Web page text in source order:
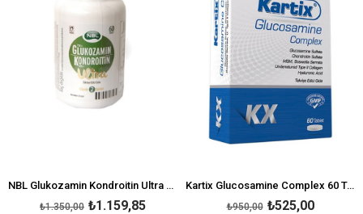
NBL Glukozamin Kondroitin Ultra 60 Tablet
₺1.159,85
₺1.350,00
Kartix Glucosamine Complex 60 Tablet
₺525,00
₺950,00